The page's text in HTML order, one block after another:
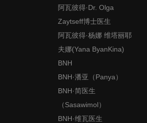
阿瓦彼得·Dr. Olga
Zaytseff博士医生
阿瓦彼得·杨娜 维塔丽耶
夫娜(Yana ByanKina)
BNH
BNH·潘亚（Panya）
BNH·简医生
（Sasawimol）
BNH·维瓦医生